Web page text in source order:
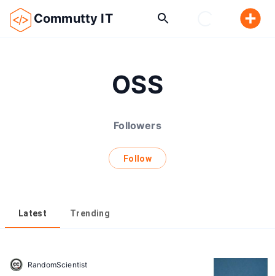
Commutty IT
OSS
Followers
Follow
Latest Trending
RandomScientist